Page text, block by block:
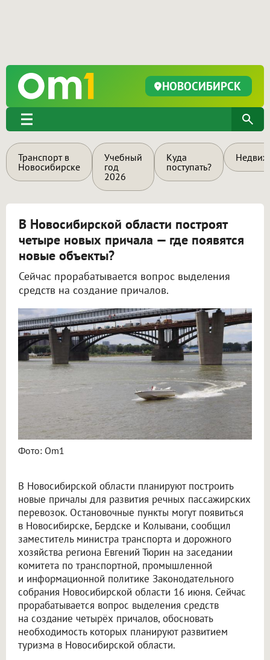
НОВОСИБИРСК
Транспорт в
Новосибирске
Учебный
год
2026
Куда
поступать?
В Новосибирской области построят
четыре новых причала — где появятся
новые объекты?
Сейчас прорабатывается вопрос выделения
средств на создание причалов.
Фото: Om1
В Новосибирской области планируют построить
новые причалы для развития речных пассажирских
перевозок. Остановочные пункты могут появиться
в Новосибирске, Бердске и Колывани, сообщил
заместитель министра транспорта и дорожного
хозяйства региона Евгений Тюрин на заседании
комитета по транспортной, промышленной
и информационной политике Законодательного
собрания Новосибирской области 16 июня. Сейчас
прорабатывается вопрос выделения средств
на создание четырёх причалов, обосновать
необходимость которых планируют развитием
туризма в Новосибирской области.